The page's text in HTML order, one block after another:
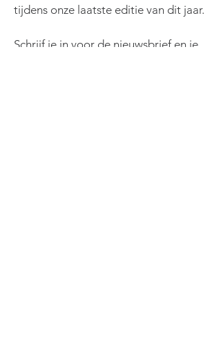
tijdens onze laatste editie van dit jaar.
Schrijf je in voor de nieuwsbriefen je